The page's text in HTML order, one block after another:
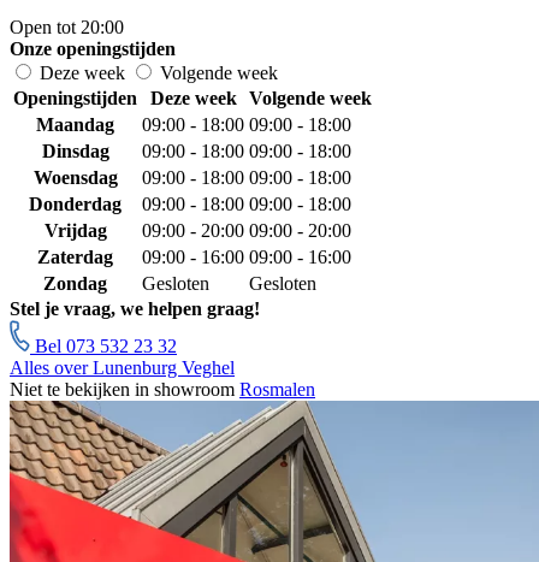
Open tot 20:00
Onze openingstijden
Deze week
Volgende week
Openingstijden
Deze week
Volgende week
Maandag
09:00 - 18:00 09:00 - 18:00
Dinsdag
09:00 - 18:00 09:00 - 18:00
Woensdag
09:00 - 18:00 09:00 - 18:00
Donderdag
09:00 - 18:00 09:00 - 18:00
Vrijdag
09:00 - 20:00 09:00 - 20:00
Zaterdag
09:00 - 16:00 09:00 - 16:00
Zondag
Gesloten
Gesloten
Stel je vraag, we helpen graag!
Bel 073 532 23 32
Alles over Lunenburg Veghel
Niet te bekijken in showroom Rosmalen